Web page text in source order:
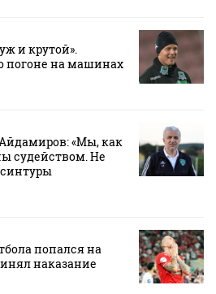
и крутой».
погоне на машинах
«Мы, как
судейством. Не
попался на
наказание